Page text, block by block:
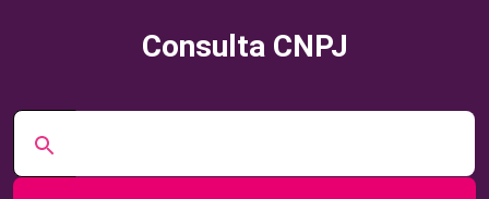
Consulta CNPJ